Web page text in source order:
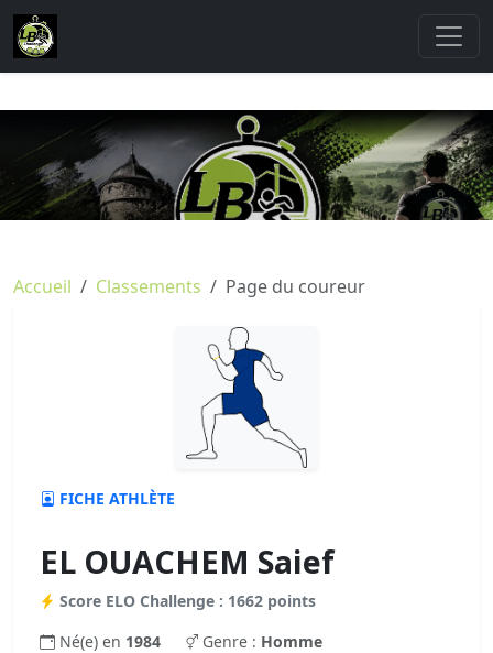
Accueil Classements Page du coureur
FICHE ATHLÈTE
EL OUACHEM Saief
Score ELO Challenge : 1662 points
Né(e) en 1984 Genre : Homme